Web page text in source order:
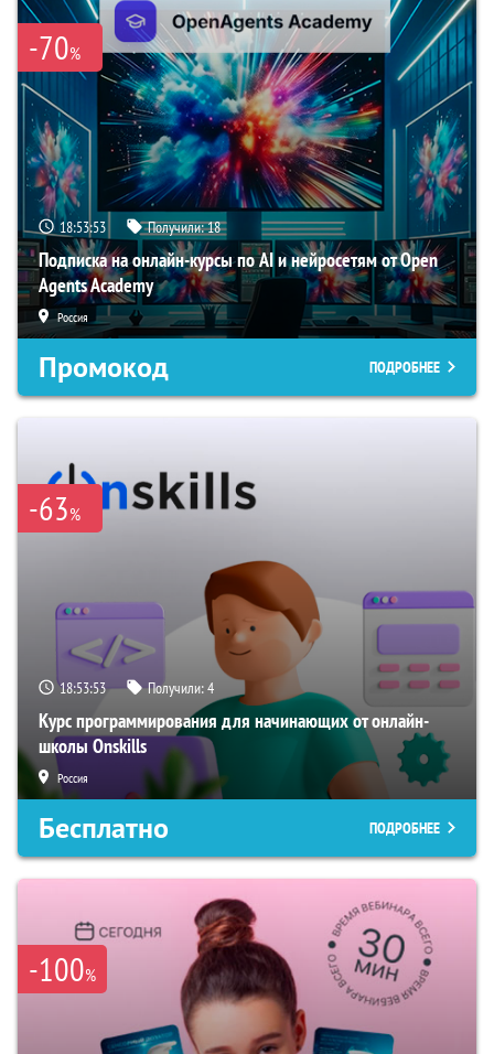
-70%
18:53:52 Получили:18
Подписка на онлайн-курсы по AI и нейросетям от Open
Agents Academy
Россия
Промокод ПОДРОБНЕЕ
-63%
18:53:52 Получили:4
Курс программирования для начинающих от онлайн-
школы Onskills
Россия
Бесплатно ПОДРОБНЕЕ
-100%